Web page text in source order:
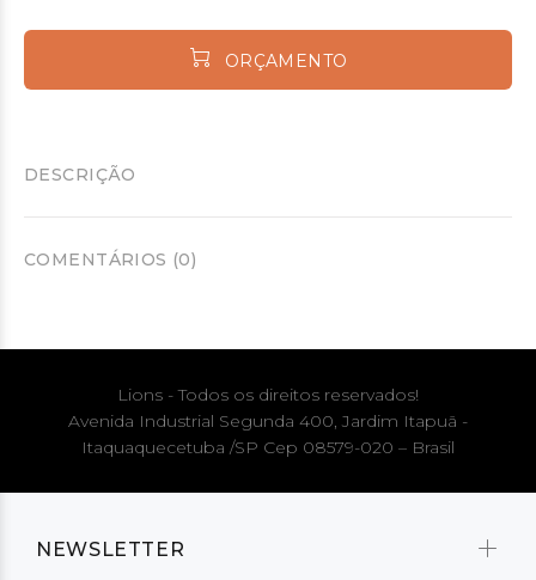
ORÇAMENTO
DESCRIÇÃO
COMENTÁRIOS (0)
NEWSLETTER
Lions - Todos os direitos reservados!
Avenida Industrial Segunda 400, Jardim Itapuã -
Itaquaquecetuba /SP Cep 08579-020 – Brasil